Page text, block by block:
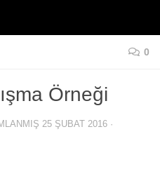
0
Örneği
25 ŞUBAT 2016 ·